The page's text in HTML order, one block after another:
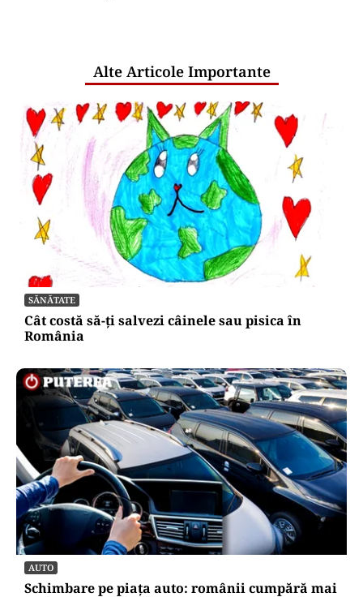
Alte Articole Importante
SĂNĂTATE
Cât costă să-ți salvezi câinele sau pisica în
România
AUTO
Schimbare pe piața auto: românii cumpără mai